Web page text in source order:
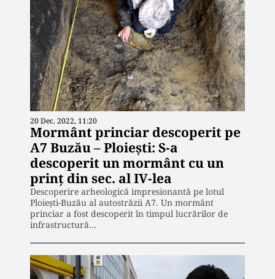
20 Dec. 2022, 11:20
Mormânt princiar descoperit pe
A7 Buzău – Ploiești: S-a
descoperit un mormânt cu un
prinț din sec. al IV-lea
Descoperire arheologică impresionantă pe lotul
Ploiești-Buzău al autostrăzii A7. Un mormânt
princiar a fost descoperit în timpul lucrărilor de
infrastructură…